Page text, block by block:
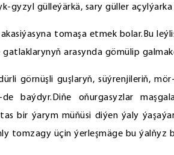
gyzyl gülleýärkä, sary güller açylýarka
tomaşa etmek bolar.Bu
arasynda gömülip
görnüşli guşlaryň, süýrenjileriň,
de baýdyr.Diňe oňurgasyzlar
bir ýarym müňüsi diýen ýaly
tomzagy üçin ýerleşmäge bu ýalňyz